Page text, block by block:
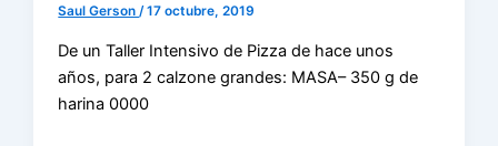
Saul Gerson/17 octubre, 2019
De un Taller Intensivo de Pizza de hace unos
años, para 2 calzone grandes: MASA– 350 g de
harina 0000